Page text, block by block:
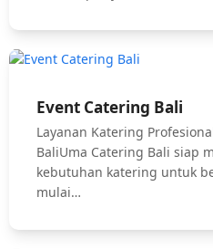
Event Catering Bali
Layanan Katering
BaliUma Catering Bali siap
kebutuhan katering untuk
mulai…